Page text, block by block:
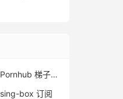
Pornhub 梯子推荐
sing-box 订阅